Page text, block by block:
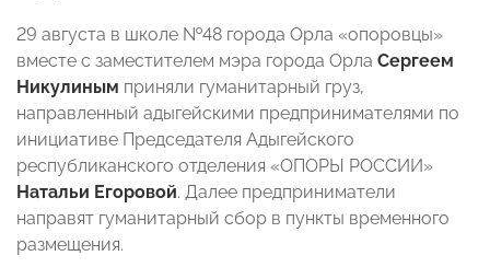
29 августа в школе №48 города Орла «опоровцы»
вместе с заместителем мэра города Орла Сергеем
Никулиным приняли гуманитарный груз,
направленный адыгейскими предпринимателями по
инициативе Председателя Адыгейского
республиканского отделения «ОПОРЫ РОССИИ»
Натальи Егоровой. Далее предприниматели
направят гуманитарный сбор в пункты временного
размещения.